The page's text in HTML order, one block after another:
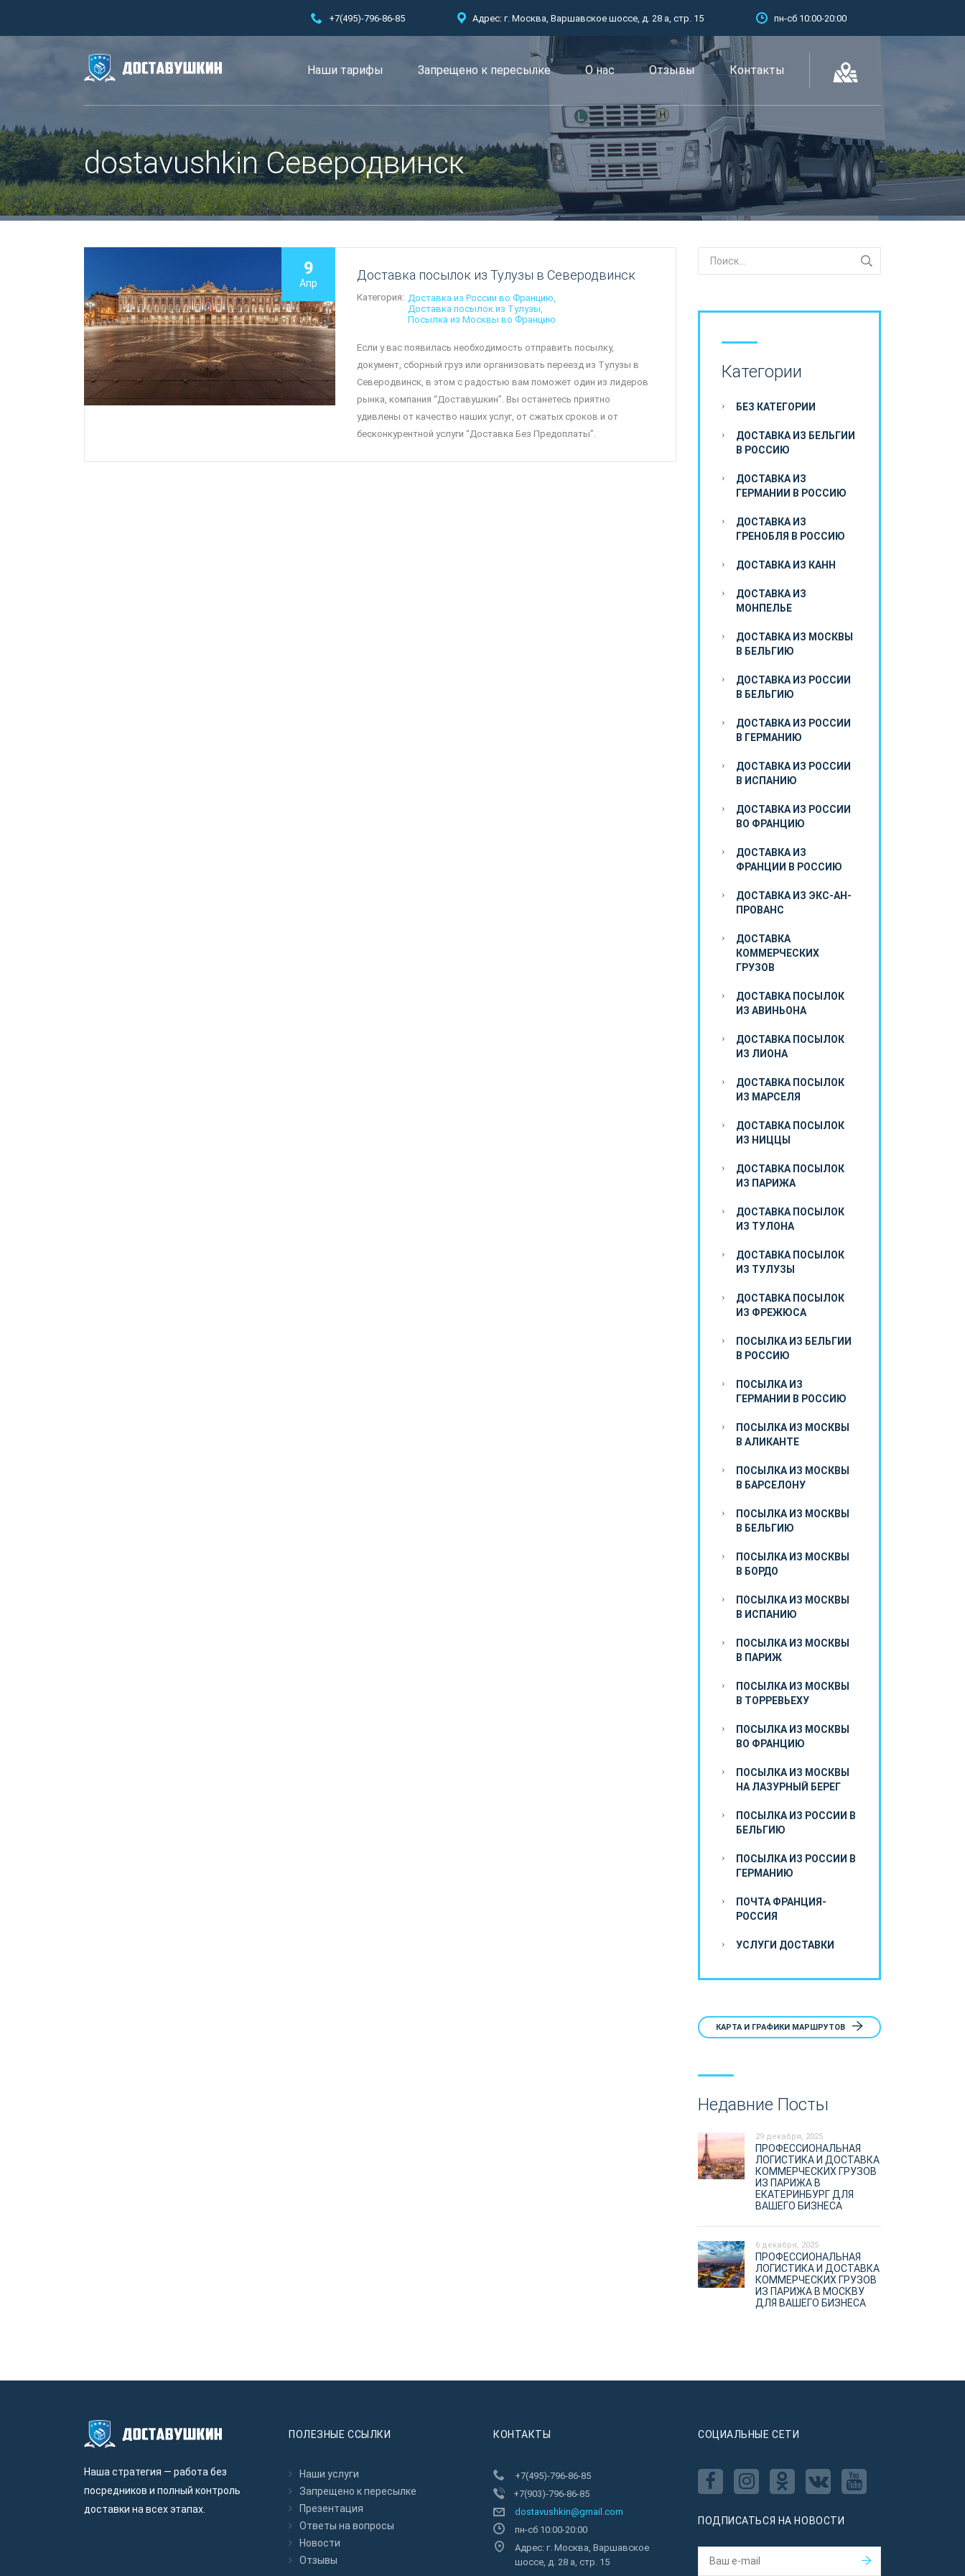
+7(495)-796-86-85 Адрес: г. Москва, Варшавское шоссе, д. 28 а, стр. 15 пн-сб 10:00-20:00
Наши тарифы Запрещено к пересылкe О нас Отзывы Контакты
dostavushkin Северодвинск
9
Апр
Доставка посылок из Тулузы в Северодвинск
Категория: Доставка из России во Францию
Доставка посылок из Тулузы
Посылка из Москвы во Францию
Если у вас появилась необходимость отправить посылку,
документ, сборный груз или организовать переезд из Тулузы в
Северодвинск, в этом с радостью вам поможет один из лидеров
рынка, компания “Доставушкин”. Вы останетесь приятно
удивлены от качество наших услуг, от сжатых сроков и от
бесконкурентной услуги “Доставка Без Предоплаты”.
Категории
БЕЗ КАТЕГОРИИ
ДОСТАВКА ИЗ БЕЛЬГИИ
В РОССИЮ
ДОСТАВКА ИЗ
ГЕРМАНИИ В РОССИЮ
ДОСТАВКА ИЗ
ГРЕНОБЛЯ В РОССИЮ
ДОСТАВКА ИЗ КАНН
ДОСТАВКА ИЗ
МОНПЕЛЬЕ
ДОСТАВКА ИЗ МОСКВЫ
В БЕЛЬГИЮ
ДОСТАВКА ИЗ РОССИИ
В БЕЛЬГИЮ
ДОСТАВКА ИЗ РОССИИ
В ГЕРМАНИЮ
ДОСТАВКА ИЗ РОССИИ
В ИСПАНИЮ
ДОСТАВКА ИЗ РОССИИ
ВО ФРАНЦИЮ
ДОСТАВКА ИЗ
ФРАНЦИИ В РОССИЮ
ДОСТАВКА ИЗ ЭКС-АН-
ПРОВАНС
ДОСТАВКА
КОММЕРЧЕСКИХ
ГРУЗОВ
ДОСТАВКА ПОСЫЛОК
ИЗ АВИНЬОНА
ДОСТАВКА ПОСЫЛОК
ИЗ ЛИОНА
ДОСТАВКА ПОСЫЛОК
ИЗ МАРСЕЛЯ
ДОСТАВКА ПОСЫЛОК
ИЗ НИЦЦЫ
ДОСТАВКА ПОСЫЛОК
ИЗ ПАРИЖА
ДОСТАВКА ПОСЫЛОК
ИЗ ТУЛОНА
ДОСТАВКА ПОСЫЛОК
ИЗ ТУЛУЗЫ
ДОСТАВКА ПОСЫЛОК
ИЗ ФРЕЖЮСА
ПОСЫЛКА ИЗ БЕЛЬГИИ
В РОССИЮ
ПОСЫЛКА ИЗ
ГЕРМАНИИ В РОССИЮ
ПОСЫЛКА ИЗ МОСКВЫ
В АЛИКАНТЕ
ПОСЫЛКА ИЗ МОСКВЫ
В БАРСЕЛОНУ
ПОСЫЛКА ИЗ МОСКВЫ
В БЕЛЬГИЮ
ПОСЫЛКА ИЗ МОСКВЫ
В БОРДО
ПОСЫЛКА ИЗ МОСКВЫ
В ИСПАНИЮ
ПОСЫЛКА ИЗ МОСКВЫ
В ПАРИЖ
ПОСЫЛКА ИЗ МОСКВЫ
В ТОРРЕВЬЕХУ
ПОСЫЛКА ИЗ МОСКВЫ
ВО ФРАНЦИЮ
ПОСЫЛКА ИЗ МОСКВЫ
НА ЛАЗУРНЫЙ БЕРЕГ
ПОСЫЛКА ИЗ РОССИИ В
БЕЛЬГИЮ
ПОСЫЛКА ИЗ РОССИИ В
ГЕРМАНИЮ
ПОЧТА ФРАНЦИЯ-
РОССИЯ
УСЛУГИ ДОСТАВКИ
КАРТА И ГРАФИКИ МАРШРУТОВ
Недавние Посты
29 декабря, 2025
ПРОФЕССИОНАЛЬНАЯ
ЛОГИСТИКА И ДОСТАВКА
КОММЕРЧЕСКИХ ГРУЗОВ
ИЗ ПАРИЖА В
ЕКАТЕРИНБУРГ ДЛЯ
ВАШЕГО БИЗНЕСА
6 декабря, 2025
ПРОФЕССИОНАЛЬНАЯ
ЛОГИСТИКА И ДОСТАВКА
КОММЕРЧЕСКИХ ГРУЗОВ
ИЗ ПАРИЖА В МОСКВУ
ДЛЯ ВАШЕГО БИЗНЕСА
Наша стратегия — работа без
посредников и полный контроль
доставки на всех этапах.
ПОЛЕЗНЫЕ ССЫЛКИ
Наши услуги
Запрещено к пересылкe
Презентация
Ответы на вопросы
Новости
Отзывы
КОНТАКТЫ
+7(495)-796-86-85
+7(903)-796-86-85
dostavushkin@gmail.com
пн-сб 10:00-20:00
Адрес: г. Москва, Варшавское
шоссе, д. 28 а, стр. 15
CОЦИАЛЬНЫЕ СЕТИ
ПОДПИСАТЬСЯ НА НОВОСТИ